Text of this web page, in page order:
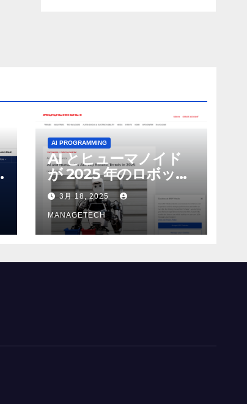
AI PROGRAMMING
AI とヒューマノイド
が 2025 年のロボット
のトップトレンドに |
ASSEMBLY
3月 18, 2025
MANAGETECH